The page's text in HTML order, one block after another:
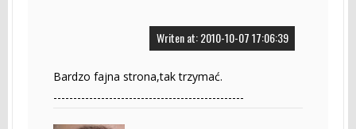
Writen at: 2010-10-07 17:06:39
Bardzo fajna strona,tak trzymać.
------------------------------------------------